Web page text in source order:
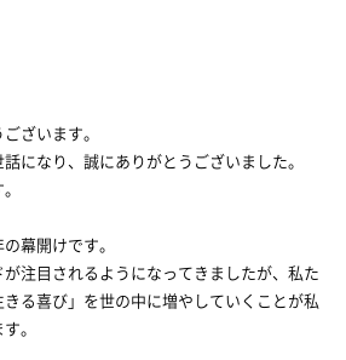
ざいます。
になり、誠にありがとうございました。
幕開けです。
注目されるようになってきましたが、私た
る喜び」を世の中に増やしていくことが私
。